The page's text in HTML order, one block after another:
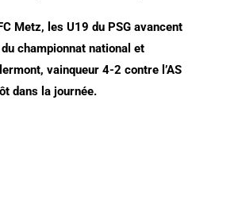
Metz, les U19 du PSG avancent
championnat national et
vainqueur 4-2 contre l’AS
dans la journée.